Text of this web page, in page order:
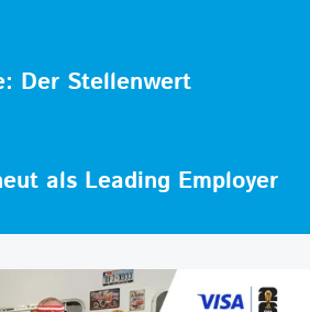
Der Stellenwert
als Leading Employer